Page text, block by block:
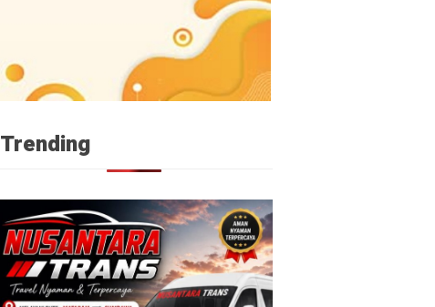
Trending